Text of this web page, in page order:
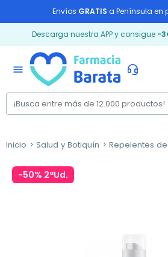
Envíos GRATIS a Península en
Descarga nuestra APP y consigue -
menu
Inicio Salud y Botiquín Repelentes
-50% 2ªUd.